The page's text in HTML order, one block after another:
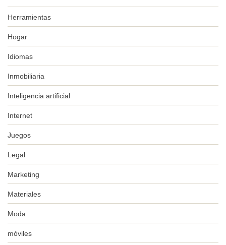
Herramientas
Hogar
Idiomas
Inmobiliaria
Inteligencia artificial
Internet
Juegos
Legal
Marketing
Materiales
Moda
móviles